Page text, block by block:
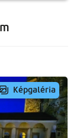
Képgaléria